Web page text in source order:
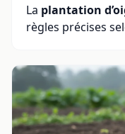
La plantation
règles précises